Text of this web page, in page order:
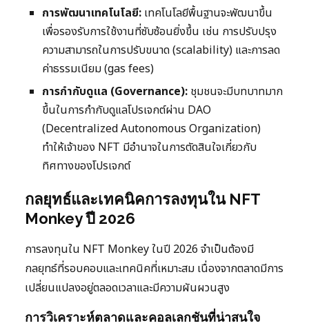
การพัฒนาเทคโนโลยี: เทคโนโลยีพื้นฐานจะพัฒนาขึ้น
เพื่อรองรับการใช้งานที่ซับซ้อนยิ่งขึ้น เช่น การปรับปรุง
ความสามารถในการปรับขนาด (scalability) และการลด
ค่าธรรมเนียม (gas fees)
การกำกับดูแล (Governance): ชุมชนจะมีบทบาทมาก
ขึ้นในการกำกับดูแลโปรเจกต์ผ่าน DAO
(Decentralized Autonomous Organization)
ทำให้เจ้าของ NFT มีอำนาจในการตัดสินใจเกี่ยวกับ
ทิศทางของโปรเจกต์
กลยุทธ์และเทคนิคการลงทุนใน NFT
Monkey ปี 2026
การลงทุนใน NFT Monkey ในปี 2026 จำเป็นต้องมี
กลยุทธ์ที่รอบคอบและเทคนิคที่เหมาะสม เนื่องจากตลาดมีการ
เปลี่ยนแปลงอยู่ตลอดเวลาและมีความผันผวนสูง
การวิเคราะห์ตลาดและคอลเลกชันที่น่าสนใจ